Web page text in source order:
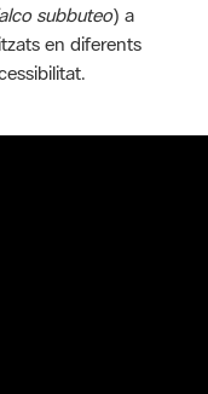
subbuteo) a
en diferents